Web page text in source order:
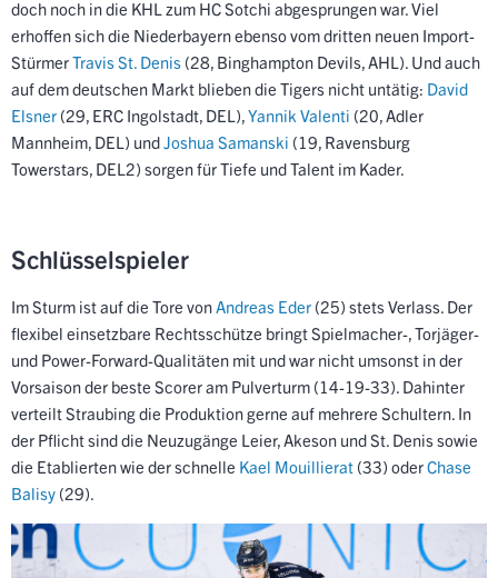
doch noch in die KHL zum HC Sotchi abgesprungen war. Viel
erhoffen sich die Niederbayern ebenso vom dritten neuen Import-
StürmerTravis St. Denis (28, Binghampton Devils, AHL). Und auch
auf dem deutschen Markt blieben die Tigers nicht untätig: David
Elsner (29, ERC Ingolstadt, DEL),Yannik Valenti (20, Adler
Mannheim, DEL) undJoshua Samanski (19, Ravensburg
Towerstars, DEL2) sorgen für Tiefe und Talent im Kader.
Schlüsselspieler
Im Sturm ist auf die Tore vonAndreas Eder (25) stets Verlass. Der
flexibel einsetzbare Rechtsschütze bringt Spielmacher-, Torjäger-
und Power-Forward-Qualitäten mit und war nicht umsonst in der
Vorsaison der beste Scorer am Pulverturm (14-19-33). Dahinter
verteilt Straubing die Produktion gerne auf mehrere Schultern. In
der Pflicht sind die Neuzugänge Leier, Akeson und St. Denis sowie
die Etablierten wie der schnelle Kael Mouillierat (33) oderChase
Balisy (29).